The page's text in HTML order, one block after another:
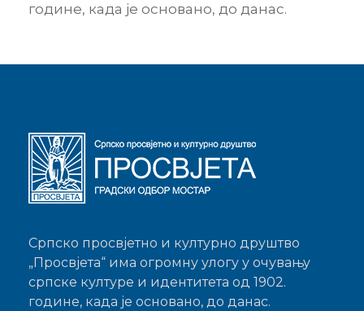
године, када је основано, до данас.
Српско просвјетно и културно друштво
„Просвјета“ има огромну улогу у очувању
српске културе и идентитета од 1902.
године, када је основано, до данас.